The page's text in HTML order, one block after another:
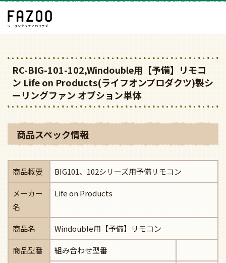
RC-BIG-101-102,Windouble用【予備】リモコ
ン Life on Products(ライフオンプロダクツ)製シ
ーリングファン オプション単体
商品スペック情報
商品概要 BIG101、102シリーズ用予備リモコン
メーカー
名
Life on Products
商品名 Windouble用【予備】リモコン
商品型番 組み合わせ型番